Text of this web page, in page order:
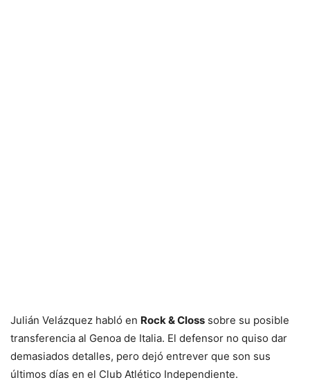
Julián Velázquez habló en Rock & Closs sobre su posible
transferencia al Genoa de Italia. El defensor no quiso dar
demasiados detalles, pero dejó entrever que son sus
últimos días en el Club Atlético Independiente.